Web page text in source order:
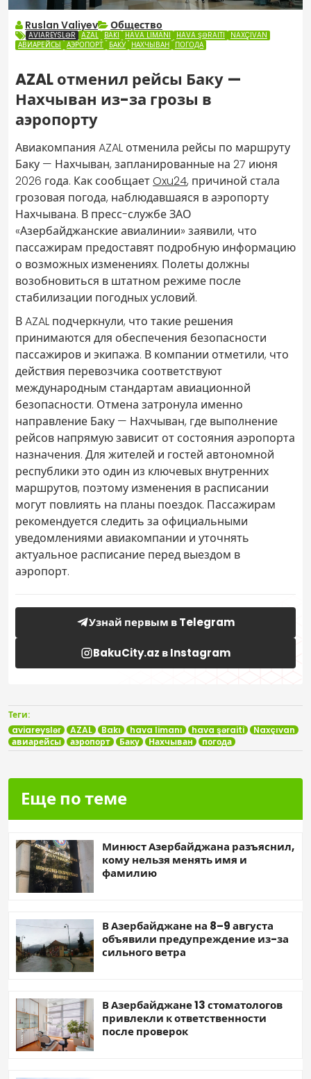
Ruslan Valiyev Общество
AVIAREYSLƏR AZAL BAKI HAVA LIMANI HAVA ŞƏRAITI
NAXÇIVAN
АВИАРЕЙСЫ АЭРОПОРТ БАКУ НАХЧЫВАН ПОГОДА
AZAL отменил рейсы Баку —
Нахчыван из-за грозы в
аэропорту
Авиакомпания AZAL отменила рейсы по маршруту
Баку — Нахчыван, запланированные на 27 июня
2026 года. Как сообщаетOxu24, причиной стала
грозовая погода, наблюдавшаяся в аэропорту
Нахчывана. В пресс-службе ЗАО
«Азербайджанские авиалинии» заявили, что
пассажирам предоставят подробную информацию
о возможных изменениях. Полеты должны
возобновиться в штатном режиме после
стабилизации погодных условий.
В AZAL подчеркнули, что такие решения
принимаются для обеспечения безопасности
пассажиров и экипажа. В компании отметили, что
действия перевозчика соответствуют
международным стандартам авиационной
безопасности. Отмена затронула именно
направление Баку — Нахчыван, где выполнение
рейсов напрямую зависит от состояния аэропорта
назначения. Для жителей и гостей автономной
республики это один из ключевых внутренних
маршрутов, поэтому изменения в расписании
могут повлиять на планы поездок. Пассажирам
рекомендуется следить за официальными
уведомлениями авиакомпании и уточнять
актуальное расписание перед выездом в
аэропорт.
Узнай первым в Telegram
BakuCity.az в Instagram
Теги:
aviareyslər
AZAL Bakı hava limanı hava şəraiti
Naxçıvan
авиарейсы
аэропорт Баку Нахчыван погода
Еще по теме
Минюст Азербайджана разъяснил,
кому нельзя менять имя и
фамилию
В Азербайджане на 8–9 августа
объявили предупреждение из-за
сильного ветра
В Азербайджане 13 стоматологов
привлекли к ответственности
после проверок